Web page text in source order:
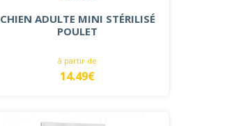
CHIEN ADULTE MINI STÉRILISÉ
POULET
à partir de
14.49€